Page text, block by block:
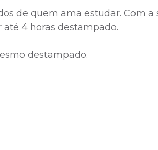
de quem ama estudar. Com
até 4 horas destampado.
destampado.